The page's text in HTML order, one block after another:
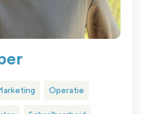
Operatie